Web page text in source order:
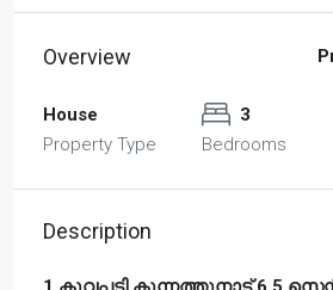
Overview
House
Property Type
3
Bedrooms
Description